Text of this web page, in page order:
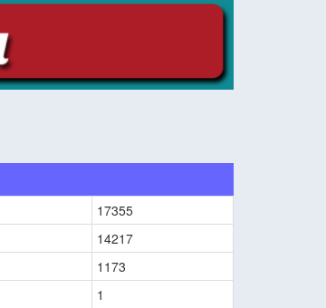
17355
14217
1173
1